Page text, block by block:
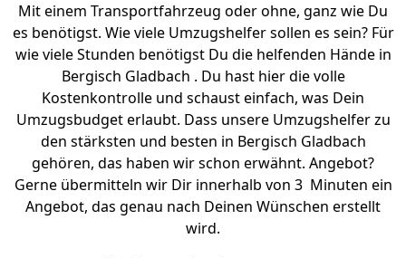
Mit einem Transportfahrzeug oder ohne, ganz wie Du
es benötigst. Wie viele Umzugshelfer sollen es sein? Für
wie viele Stunden benötigst Du die helfenden Hände in
Bergisch Gladbach . Du hast hier die volle
Kostenkontrolle und schaust einfach, was Dein
Umzugsbudget erlaubt. Dass unsere Umzugshelfer zu
den stärksten und besten in Bergisch Gladbach
gehören, das haben wir schon erwähnt. Angebot?
Gerne übermitteln wir Dir innerhalb von 3 Minuten ein
Angebot, das genau nach Deinen Wünschen erstellt
wird.